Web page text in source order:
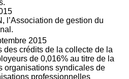
l’Association de gestion du
2015
des crédits de la collecte de la
de 0,016% au titre de la
organisations syndicales de
professionnelles